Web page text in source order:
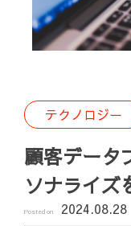
テクノロジー
顧客データ
ソナライズ
Posted on 2024.08.28